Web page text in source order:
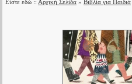
Είστε εδώ :: Αρχική Σελίδα » Βιβλία για Παιδιά